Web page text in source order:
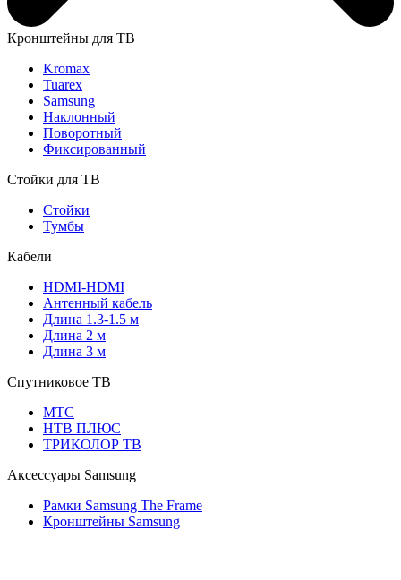
Кронштейны для ТВ
Kromax
Tuarex
Samsung
Наклонный
Поворотный
Фиксированный
Стойки для ТВ
Стойки
Тумбы
Кабели
HDMI-HDMI
Антенный кабель
Длина 1.3-1.5 м
Длина 2 м
Длина 3 м
Спутниковое ТВ
МТС
НТВ ПЛЮС
ТРИКОЛОР ТВ
Аксессуары Samsung
Рамки Samsung The Frame
Кронштейны Samsung